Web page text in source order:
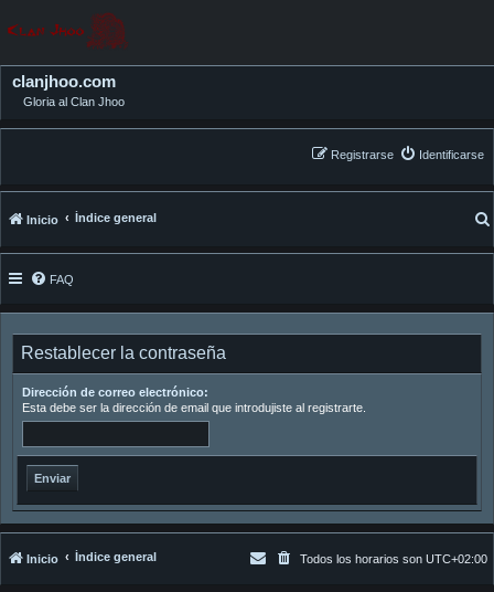
clanjhoo.com
Gloria al Clan Jhoo
Identificarse
Registrarse
Inicio Índice general
FAQ
Restablecer la contraseña
Dirección de correo electrónico:
Esta debe ser la dirección de email que introdujiste al registrarte.
Inicio Índice general Todos los horarios son UTC+02:00